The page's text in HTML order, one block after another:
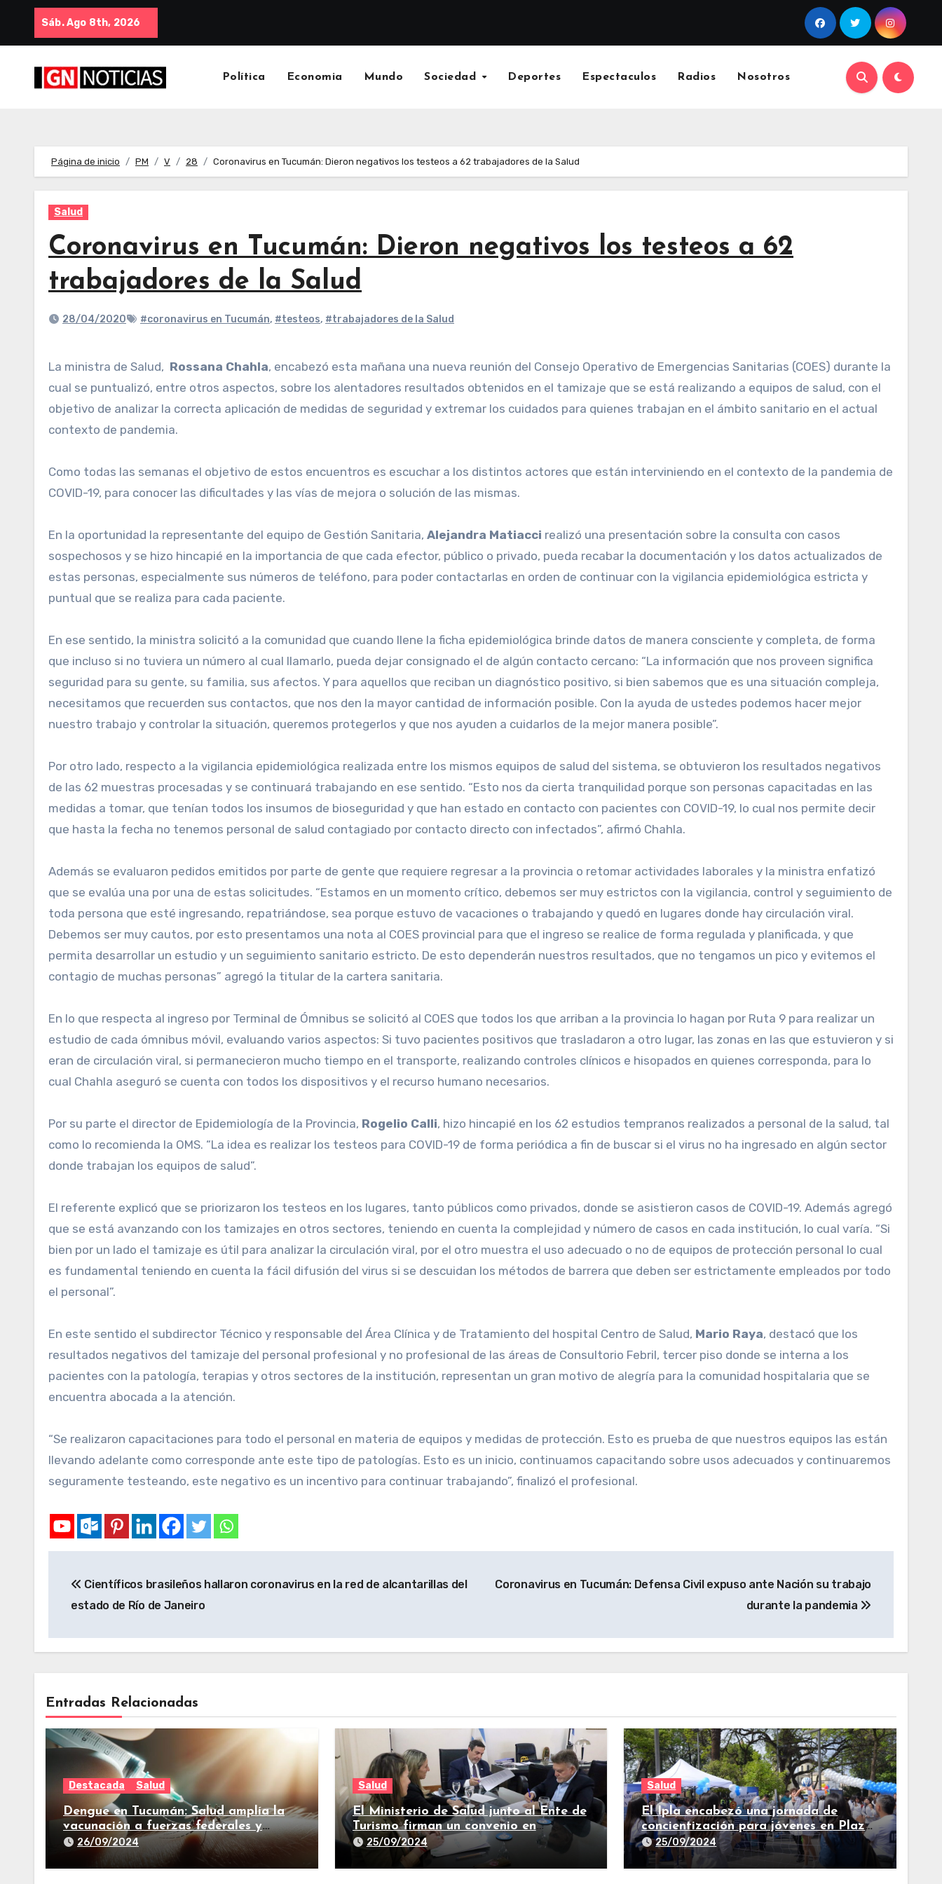
Sáb. Ago 8th, 2026
Política Economia Mundo Sociedad Deportes Espectaculos Radios Nosotros
Página de inicio PM V 28 Coronavirus en Tucumán: Dieron negativos los testeos a 62 trabajadores de la Salud
Salud
Coronavirus en Tucumán: Dieron negativos los testeos a 62
trabajadores de la Salud
28/04/2020 #coronavirus en Tucumán, #testeos, #trabajadores de la Salud
La ministra de Salud, Rossana Chahla, encabezó esta mañana una nueva reunión del Consejo Operativo de Emergencias Sanitarias (COES) durante la
cual se puntualizó, entre otros aspectos, sobre los alentadores resultados obtenidos en el tamizaje que se está realizando a equipos de salud, con el
objetivo de analizar la correcta aplicación de medidas de seguridad y extremar los cuidados para quienes trabajan en el ámbito sanitario en el actual
contexto de pandemia.
Como todas las semanas el objetivo de estos encuentros es escuchar a los distintos actores que están interviniendo en el contexto de la pandemia de
COVID-19, para conocer las dificultades y las vías de mejora o solución de las mismas.
En la oportunidad la representante del equipo de Gestión Sanitaria, Alejandra Matiacci realizó una presentación sobre la consulta con casos
sospechosos y se hizo hincapié en la importancia de que cada efector, público o privado, pueda recabar la documentación y los datos actualizados de
estas personas, especialmente sus números de teléfono, para poder contactarlas en orden de continuar con la vigilancia epidemiológica estricta y
puntual que se realiza para cada paciente.
En ese sentido, la ministra solicitó a la comunidad que cuando llene la ficha epidemiológica brinde datos de manera consciente y completa, de forma
que incluso si no tuviera un número al cual llamarlo, pueda dejar consignado el de algún contacto cercano: “La información que nos proveen significa
seguridad para su gente, su familia, sus afectos. Y para aquellos que reciban un diagnóstico positivo, si bien sabemos que es una situación compleja,
necesitamos que recuerden sus contactos, que nos den la mayor cantidad de información posible. Con la ayuda de ustedes podemos hacer mejor
nuestro trabajo y controlar la situación, queremos protegerlos y que nos ayuden a cuidarlos de la mejor manera posible”.
Por otro lado, respecto a la vigilancia epidemiológica realizada entre los mismos equipos de salud del sistema, se obtuvieron los resultados negativos
de las 62 muestras procesadas y se continuará trabajando en ese sentido. “Esto nos da cierta tranquilidad porque son personas capacitadas en las
medidas a tomar, que tenían todos los insumos de bioseguridad y que han estado en contacto con pacientes con COVID-19, lo cual nos permite decir
que hasta la fecha no tenemos personal de salud contagiado por contacto directo con infectados”, afirmó Chahla.
Además se evaluaron pedidos emitidos por parte de gente que requiere regresar a la provincia o retomar actividades laborales y la ministra enfatizó
que se evalúa una por una de estas solicitudes. “Estamos en un momento crítico, debemos ser muy estrictos con la vigilancia, control y seguimiento de
toda persona que esté ingresando, repatriándose, sea porque estuvo de vacaciones o trabajando y quedó en lugares donde hay circulación viral.
Debemos ser muy cautos, por esto presentamos una nota al COES provincial para que el ingreso se realice de forma regulada y planificada, y que
permita desarrollar un estudio y un seguimiento sanitario estricto. De esto dependerán nuestros resultados, que no tengamos un pico y evitemos el
contagio de muchas personas” agregó la titular de la cartera sanitaria.
En lo que respecta al ingreso por Terminal de Ómnibus se solicitó al COES que todos los que arriban a la provincia lo hagan por Ruta 9 para realizar un
estudio de cada ómnibus móvil, evaluando varios aspectos: Si tuvo pacientes positivos que trasladaron a otro lugar, las zonas en las que estuvieron y si
eran de circulación viral, si permanecieron mucho tiempo en el transporte, realizando controles clínicos e hisopados en quienes corresponda, para lo
cual Chahla aseguró se cuenta con todos los dispositivos y el recurso humano necesarios.
Por su parte el director de Epidemiología de la Provincia, Rogelio Calli, hizo hincapié en los 62 estudios tempranos realizados a personal de la salud, tal
como lo recomienda la OMS. “La idea es realizar los testeos para COVID-19 de forma periódica a fin de buscar si el virus no ha ingresado en algún sector
donde trabajan los equipos de salud”.
El referente explicó que se priorizaron los testeos en los lugares, tanto públicos como privados, donde se asistieron casos de COVID-19. Además agregó
que se está avanzando con los tamizajes en otros sectores, teniendo en cuenta la complejidad y número de casos en cada institución, lo cual varía. “Si
bien por un lado el tamizaje es útil para analizar la circulación viral, por el otro muestra el uso adecuado o no de equipos de protección personal lo cual
es fundamental teniendo en cuenta la fácil difusión del virus si se descuidan los métodos de barrera que deben ser estrictamente empleados por todo
el personal”.
En este sentido el subdirector Técnico y responsable del Área Clínica y de Tratamiento del hospital Centro de Salud, Mario Raya, destacó que los
resultados negativos del tamizaje del personal profesional y no profesional de las áreas de Consultorio Febril, tercer piso donde se interna a los
pacientes con la patología, terapias y otros sectores de la institución, representan un gran motivo de alegría para la comunidad hospitalaria que se
encuentra abocada a la atención.
“Se realizaron capacitaciones para todo el personal en materia de equipos y medidas de protección. Esto es prueba de que nuestros equipos las están
llevando adelante como corresponde ante este tipo de patologías. Esto es un inicio, continuamos capacitando sobre usos adecuados y continuaremos
seguramente testeando, este negativo es un incentivo para continuar trabajando”, finalizó el profesional.
Científicos brasileños hallaron coronavirus en la red de alcantarillas del
estado de Río de Janeiro
Coronavirus en Tucumán: Defensa Civil expuso ante Nación su trabajo
durante la pandemia
Entradas Relacionadas
Destacada Salud
Dengue en Tucumán: Salud amplía la
vacunación a fuerzas federales y
trabajadores de prensa
26/09/2024
Salud
El Ministerio de Salud junto al Ente de
Turismo firman un convenio en
beneficio de la comunidad
25/09/2024
Salud
El Ipla encabezó una jornada de
concientización para jóvenes en Plaza
Independencia
25/09/2024